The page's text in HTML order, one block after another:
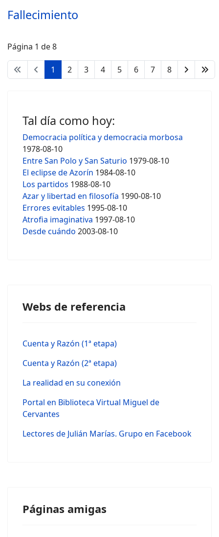
Fallecimiento
Página 1 de 8
1 2 3 4 5 6 7 8
Tal día como hoy:
Democracia política y democracia morbosa
1978-08-10
Entre San Polo y San Saturio 1979-08-10
El eclipse de Azorín 1984-08-10
Los partidos 1988-08-10
Azar y libertad en filosofía 1990-08-10
Errores evitables 1995-08-10
Atrofia imaginativa 1997-08-10
Desde cuándo 2003-08-10
Webs de referencia
Cuenta y Razón (1ª etapa)
Cuenta y Razón (2ª etapa)
La realidad en su conexión
Portal en Biblioteca Virtual Miguel de
Cervantes
Lectores de Julián Marías. Grupo en Facebook
Páginas amigas